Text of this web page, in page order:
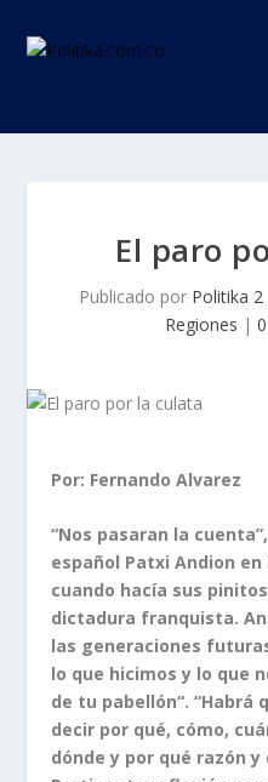
El paro
Publicado por Politika 2
Regiones | 0
Por: Fernando Alvarez
“Nos pasaran la
español Patxi Andion
cuando hacía sus
dictadura franquista.
las generaciones
lo que hicimos y lo que
de tu pabellón“. “Habrá
decir por qué, cómo,
dónde y por qué razón y